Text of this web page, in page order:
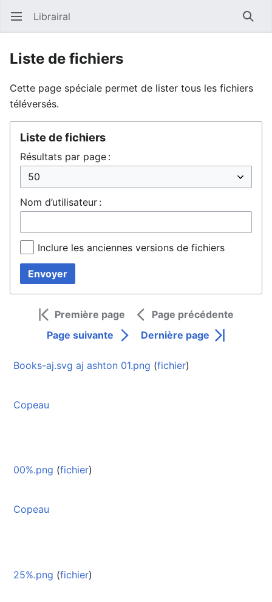
Ouvrir le menu principal Librairal
Liste de fichiers
Cette page spéciale permet de lister tous les fichiers
téléversés.
Liste de fichiers
Résultats par page :
Nom d’utilisateur :
Inclure les anciennes versions de fichiers
Envoyer
Première page
Page précédente
Page suivante
Dernière page
Books-aj.svg aj ashton 01.png (fichier)
Copeau
00%.png (fichier)
Copeau
25%.png (fichier)